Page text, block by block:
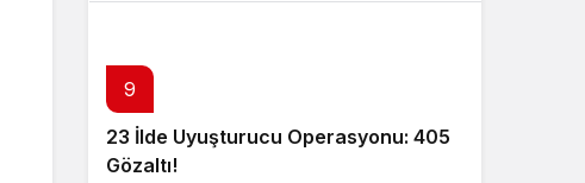
9
23 İlde Uyuşturucu Operasyonu: 405
Gözaltı!